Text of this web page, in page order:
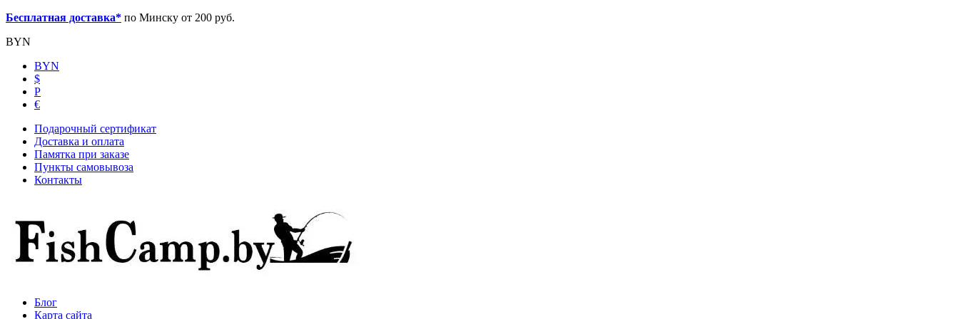
Бесплатная доставка* по Минску от 200 руб.
BYN
BYN
$
Р
€
Подарочный сертификат
Доставка и оплата
Памятка при заказе
Пункты самовывоза
Контакты
Блог
Карта сайта